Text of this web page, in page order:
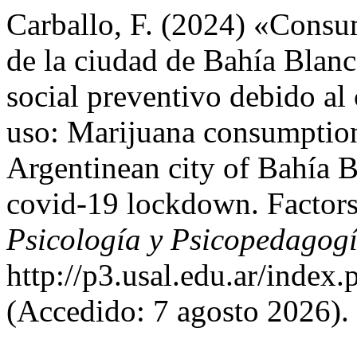
Carballo, F. (2024)
de la ciudad de Bahía
social preventivo debido al
uso: Marijuana
Argentinean city of Bahía
covid-19 lockdown.
Psicología y
http://p3.usal.edu.ar/
(Accedido: 7 agosto 2026).